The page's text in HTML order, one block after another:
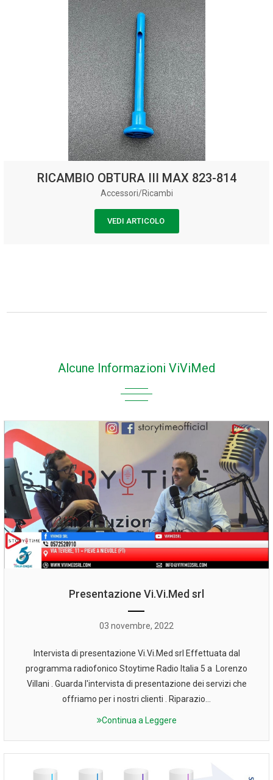
RICAMBIO OBTURA III MAX 823-814
Accessori/Ricambi
VEDI ARTICOLO
Alcune Informazioni ViViMed
Presentazione Vi.Vi.Med srl
03 novembre, 2022
Intervista di presentazione Vi.Vi.Med srl Effettuata dal
programma radiofonico Stoytime Radio Italia 5 a Lorenzo
Villani . Guarda l'intervista di presentazione dei servizi che
offriamo per i nostri clienti . Riparazio...
Continua a Leggere